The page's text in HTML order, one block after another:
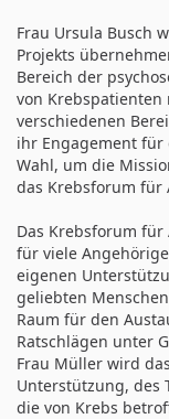
Frau Ursula Busch
Projekts
Bereich der
von
verschiedenen
ihr Engagement für
Wahl, um die
das Krebsforum für
Das Krebsforum
für viele
eigenen
geliebten
Raum für den
Ratschlägen unter
Frau Müller wird
Unterstützung, des
die von Krebs